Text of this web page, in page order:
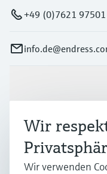
+49 (0)7621 97501
Branchen
Wir
Wir verwenden